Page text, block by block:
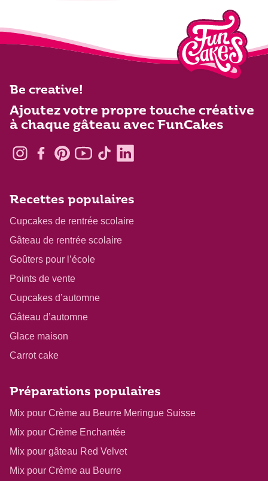
Be creative!
Ajoutez votre propre touche créative
à chaque gâteau avec FunCakes
Recettes populaires
Cupcakes de rentrée scolaire
Gâteau de rentrée scolaire
Goûters pour l’école
Points de vente
Cupcakes d’automne
Gâteau d’automne
Glace maison
Carrot cake
Préparations populaires
Mix pour Crème au Beurre Meringue Suisse
Mix pour Crème Enchantée
Mix pour gâteau Red Velvet
Mix pour Crème au Beurre